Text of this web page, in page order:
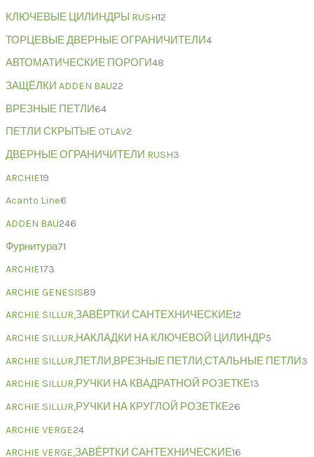
КЛЮЧЕВЫЕ ЦИЛИНДРЫ RUSH12
ТОРЦЕВЫЕ ДВЕРНЫЕ ОГРАНИЧИТЕЛИ4
АВТОМАТИЧЕСКИЕ ПОРОГИ48
ЗАЩЁЛКИ ADDEN BAU22
ВРЕЗНЫЕ ПЕТЛИ64
ПЕТЛИ СКРЫТЫЕ OTLAV2
ДВЕРНЫЕ ОГРАНИЧИТЕЛИ RUSH3
ARCHIE19
Acanto Line6
ADDEN BAU246
Фурнитура71
ARCHIE173
ARCHIE GENESIS89
ARCHIE SILLUR,ЗАВЁРТКИ САНТЕХНИЧЕСКИЕ12
ARCHIE SILLUR,НАКЛАДКИ НА КЛЮЧЕВОЙ ЦИЛИНДР5
ARCHIE SILLUR,ПЕТЛИ,ВРЕЗНЫЕ ПЕТЛИ,СТАЛЬНЫЕ ПЕТЛИ3
ARCHIE SILLUR,РУЧКИ НА КВАДРАТНОЙ РОЗЕТКЕ13
ARCHIE SILLUR,РУЧКИ НА КРУГЛОЙ РОЗЕТКЕ26
ARCHIE VERGE24
ARCHIE VERGE,ЗАВЁРТКИ САНТЕХНИЧЕСКИЕ16